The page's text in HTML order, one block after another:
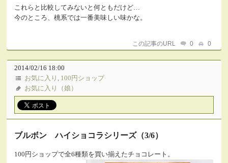
これらと比較してみないと何ともだけど…
今のところ、桃系では一番美味しい味かな。
この記事のURL 0 0
2014/02/16 18:00
お気に入り , 100円ショップ
お気に入り（娘）
ブルボン ハイショコラシリーズ（3/6）
100円ショップで全6種類を買い揃えたチョコレート。